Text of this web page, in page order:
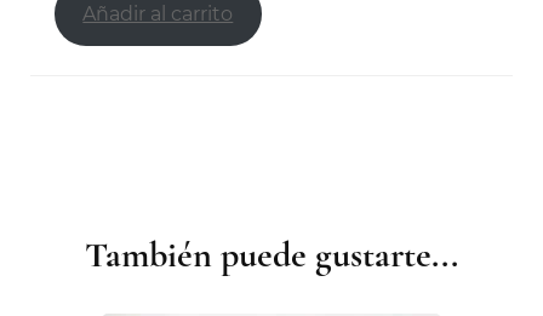
Añadir al carrito
También puede gustarte...